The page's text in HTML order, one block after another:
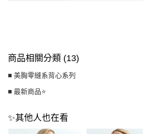
商品相關分類 (13)
■ 美胸零縫系背心系列
■ 最新商品⭐
✨其他人也在看